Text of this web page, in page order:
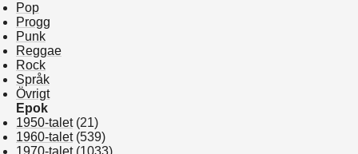
Pop
Progg
Punk
Reggae
Rock
Språk
Övrigt
Epok
1950-talet(21)
1960-talet(539)
1970-talet(1033)